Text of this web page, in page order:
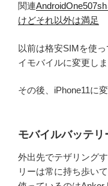
関連
けどそれ以外は満足
以前は格安SIMを使
イモバイルに変更しま
その後、iPhone11に変
モバイルバッテリ
外出先でテザリング
リーは常に持ち歩いて